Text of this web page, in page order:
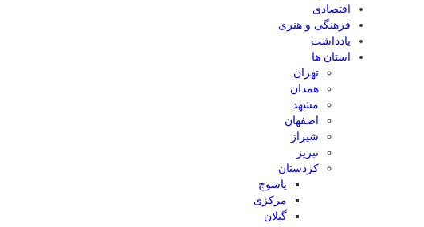
اقتصادی
فرهنگی و هنری
یادداشت
استان ها
تهران
همدان
مشهد
اصفهان
شیراز
تبریز
کردستان
یاسوج
مرکزی
گیلان